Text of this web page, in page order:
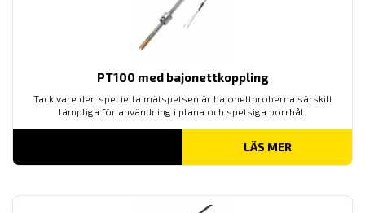
PT100 med bajonettkoppling
Tack vare den speciella mätspetsen är bajonettproberna särskilt
lämpliga för användning i plana och spetsiga borrhål.
LÄS MER